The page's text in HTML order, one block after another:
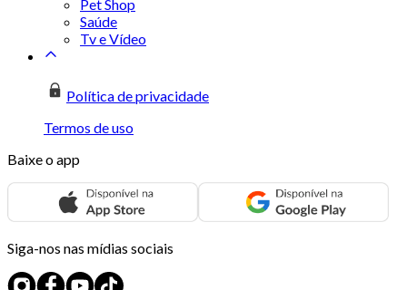
Pet Shop
Saúde
Tv e Vídeo
Política de privacidade
Termos de uso
Baixe o app
Siga-nos nas mídias sociais